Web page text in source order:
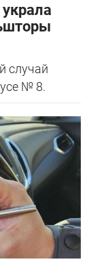
случай
№ 8.